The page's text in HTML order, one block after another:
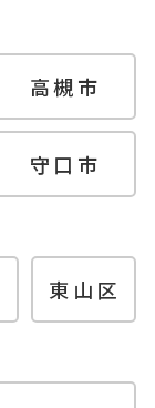
高槻市
守口市
東山区